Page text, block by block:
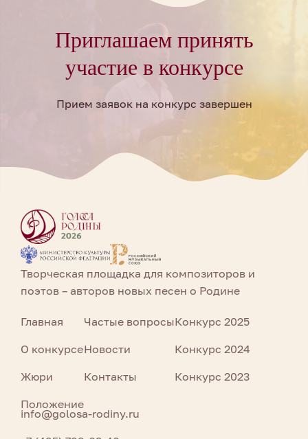
Приглашаем принять
участие в конкурсе
Прием заявок на конкурс завершен
Творческая площадка для композиторов и
поэтов – авторов новых песен о Родине
Главная
О конкурсе
Жюри
Положение
Частые вопросы
Новости
Контакты
Конкурс 2025
Конкурс 2024
Конкурс 2023
info@golosa-rodiny.ru